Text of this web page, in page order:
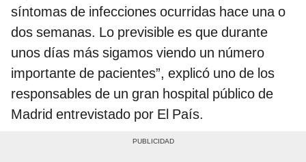
síntomas de infecciones ocurridas hace una o
dos semanas. Lo previsible es que durante
unos días más sigamos viendo un número
importante de pacientes”, explicó uno de los
responsables de un gran hospital público de
Madrid entrevistado por El País.